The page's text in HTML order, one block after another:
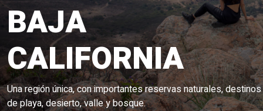
BAJA
CALIFORNIA
Una región única, con importantes reservas naturales, destinos
de playa, desierto, valle y bosque.